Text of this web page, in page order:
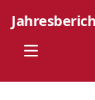
Open main